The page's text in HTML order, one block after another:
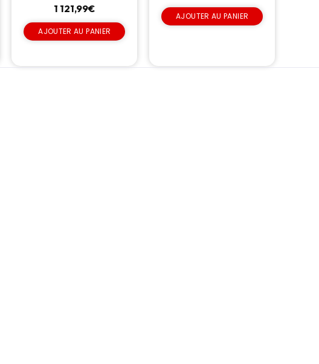
1 121,99€
AJOUTER AU PANIER
AJOUTER AU PANIER